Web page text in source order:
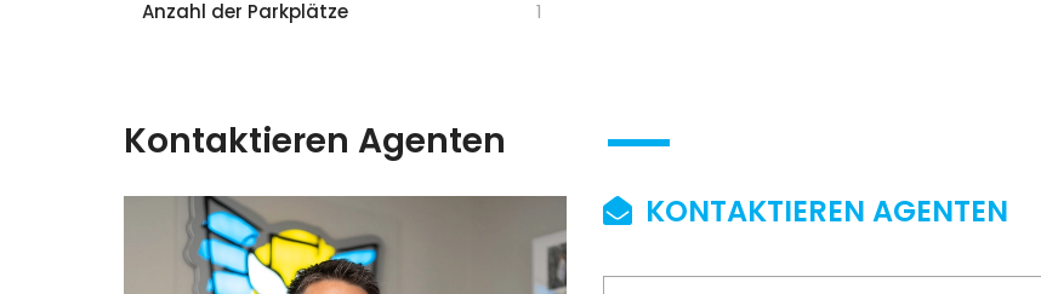
Anzahl der Parkplätze 1
Kontaktieren Agenten
KONTAKTIEREN AGENTEN